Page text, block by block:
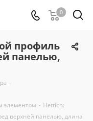
0
профиль
панелью,
-
элементом - Hettich:
верхней панелью, длина